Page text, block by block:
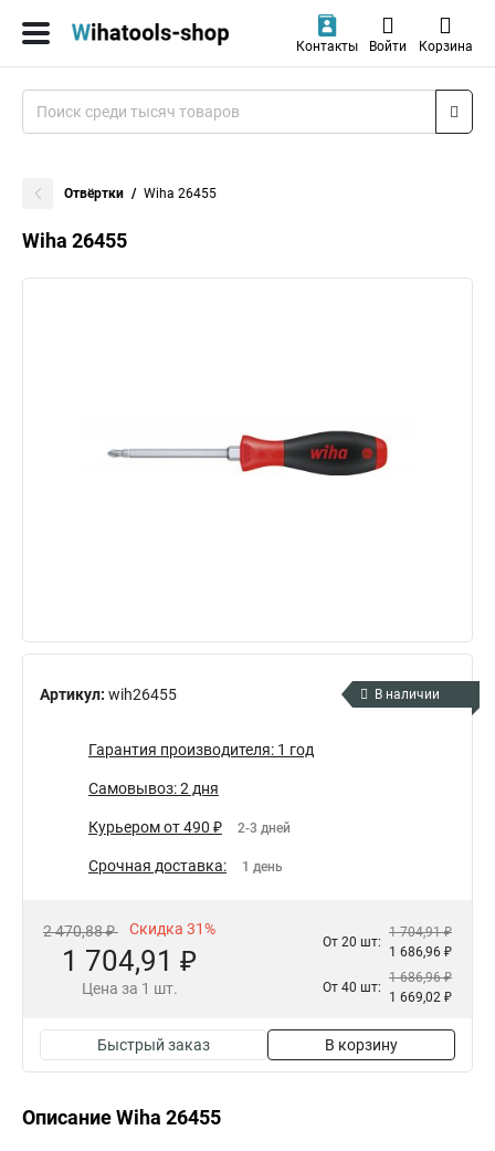
Контакты Войти Корзина
Отвёртки Wiha 26455
Wiha 26455
Артикул: wih26455 В наличии
Гарантия производителя: 1 год
Самовывоз: 2 дня
Курьером от 490 ₽ 2-3 дней
Срочная доставка: 1 день
2 470,88 ₽ Скидка 31%
1 704,91 ₽
Цена за 1 шт.
От 20 шт:
1 704,91 ₽
1 686,96 ₽
От 40 шт:
1 686,96 ₽
1 669,02 ₽
Быстрый заказ В корзину
Описание Wiha 26455